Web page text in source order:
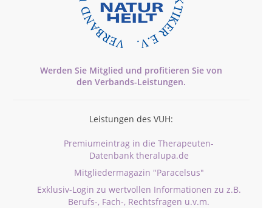
Werden Sie Mitglied und profitieren Sie von
den Verbands-Leistungen.
Leistungen des VUH:
Premiumeintrag in die Therapeuten-
Datenbank theralupa.de
Mitgliedermagazin "Paracelsus"
Exklusiv-Login zu wertvollen Informationen zu z.B.
Berufs-, Fach-, Rechtsfragen u.v.m.